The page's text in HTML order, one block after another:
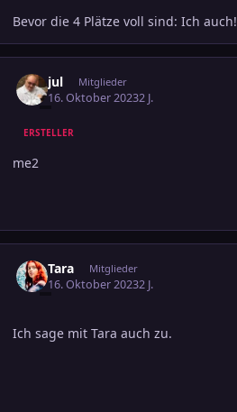
Bevor die 4 Plätze voll sind: Ich auch!
jul Mitglieder
16. Oktober 20232 J.
ERSTELLER
me2
Tara Mitglieder
16. Oktober 20232 J.
Ich sage mit Tara auch zu.